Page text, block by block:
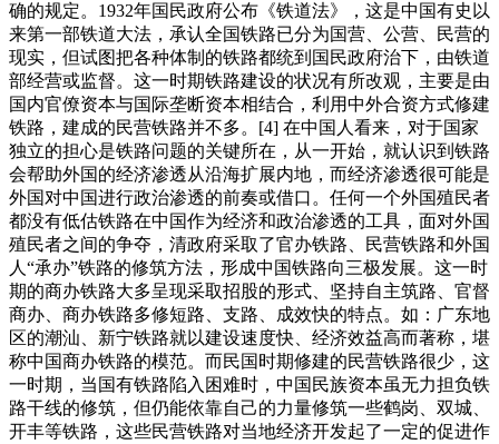
确的规定。1932年国民政府公布《铁道法》，这是中国有史以
来第一部铁道大法，承认全国铁路已分为国营、公营、民营的
现实，但试图把各种体制的铁路都统到国民政府治下，由铁道
部经营或监督。这一时期铁路建设的状况有所改观，主要是由
国内官僚资本与国际垄断资本相结合，利用中外合资方式修建
铁路，建成的民营铁路并不多。[4] 在中国人看来，对于国家
独立的担心是铁路问题的关键所在，从一开始，就认识到铁路
会帮助外国的经济渗透从沿海扩展内地，而经济渗透很可能是
外国对中国进行政治渗透的前奏或借口。任何一个外国殖民者
都没有低估铁路在中国作为经济和政治渗透的工具，面对外国
殖民者之间的争夺，清政府采取了官办铁路、民营铁路和外国
人“承办”铁路的修筑方法，形成中国铁路向三极发展。这一时
期的商办铁路大多呈现采取招股的形式、坚持自主筑路、官督
商办、商办铁路多修短路、支路、成效快的特点。如：广东地
区的潮汕、新宁铁路就以建设速度快、经济效益高而著称，堪
称中国商办铁路的模范。而民国时期修建的民营铁路很少，这
一时期，当国有铁路陷入困难时，中国民族资本虽无力担负铁
路干线的修筑，但仍能依靠自己的力量修筑一些鹤岗、双城、
开丰等铁路，这些民营铁路对当地经济开发起了一定的促进作